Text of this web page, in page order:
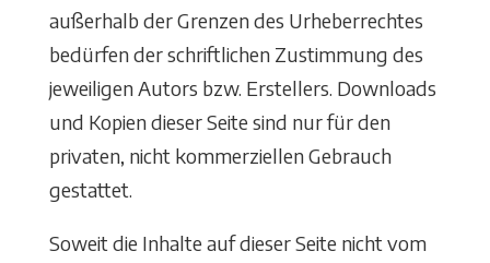
außerhalb der Grenzen des Urheberrechtes
bedürfen der schriftlichen Zustimmung des
jeweiligen Autors bzw. Erstellers. Downloads
und Kopien dieser Seite sind nur für den
privaten, nicht kommerziellen Gebrauch
gestattet.
Soweit die Inhalte auf dieser Seite nicht vom